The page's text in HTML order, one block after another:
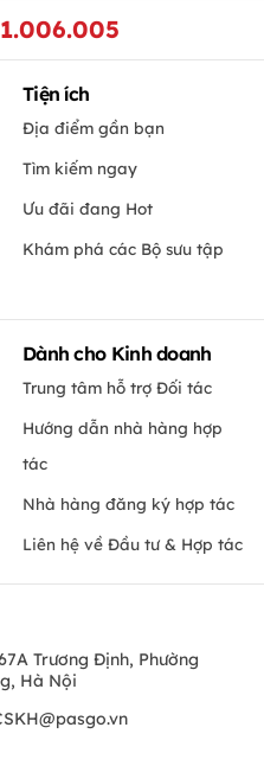
Tiện ích
Địa điểm gần bạn
Tìm kiếm ngay
Ưu đãi đang Hot
Khám phá các Bộ sưu tập
Dành cho Kinh doanh
Trung tâm hỗ trợ Đối tác
Hướng dẫn nhà hàng hợp
tác
Nhà hàng đăng ký hợp tác
Liên hệ về Đầu tư & Hợp tác
Trương Định, Phường
Hà Nội